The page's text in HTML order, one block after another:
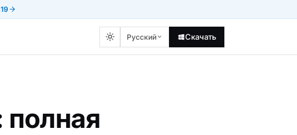
Русский Скачать
полная